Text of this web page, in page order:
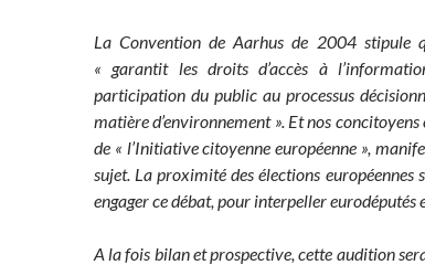
La Convention de Aarhus de 2004 stipule
« garantit les droits d’accès à
participation du public au processus
matière d’environnement ». Et nos concitoyens
de « l’Initiative citoyenne européenne »,
sujet. La proximité des élections européennes
engager ce débat, pour interpeller eurodéputés
A la fois bilan et prospective, cette audition